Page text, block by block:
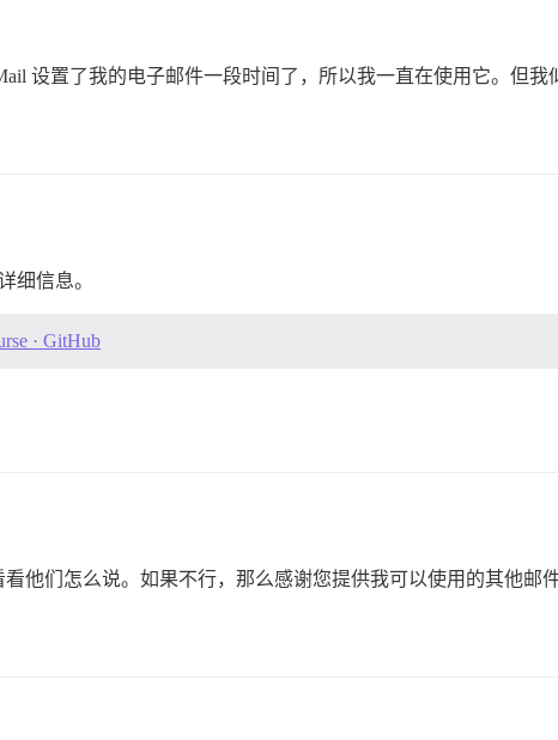
设置了我的电子邮件一段时间了，所以我一直在使用它。但我
细信息。
· GitHub
他们怎么说。如果不行，那么感谢您提供我可以使用的其他邮